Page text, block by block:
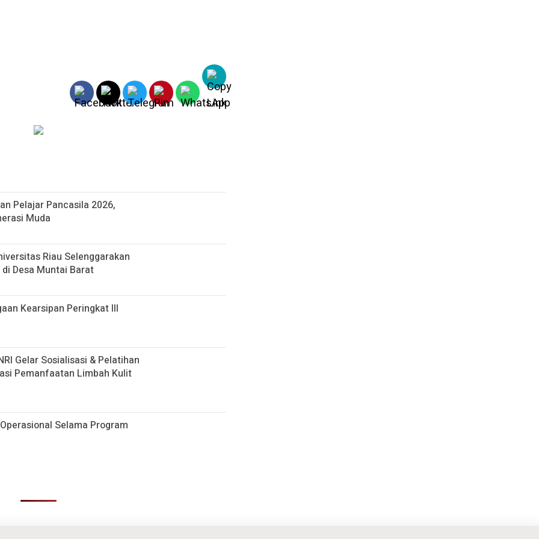
Pelajar Pancasila 2026,
Muda
Riau Selenggarakan
Desa Muntai Barat
Kearsipan Peringkat III
Gelar Sosialisasi & Pelatihan
Pemanfaatan Limbah Kulit
Selama Program